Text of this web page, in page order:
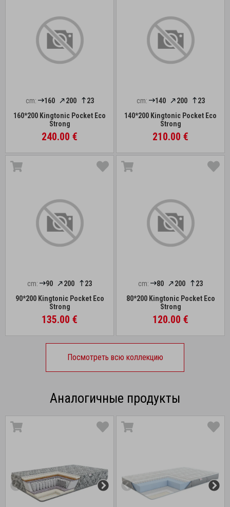
cm: 160 200
23
160*200 Kingtonic Pocket Eco
Strong
240.00 €
cm: 140 200
23
140*200 Kingtonic Pocket Eco
Strong
210.00 €
cm: 90 200
23
90*200 Kingtonic Pocket Eco
Strong
135.00 €
cm: 80 200
23
80*200 Kingtonic Pocket Eco
Strong
120.00 €
Посмотреть всю коллекцию
Аналогичные продукты